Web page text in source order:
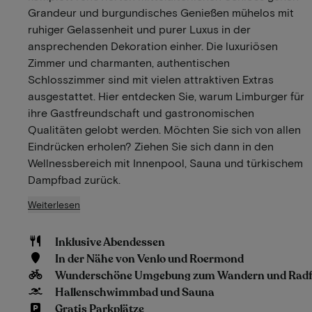
Grandeur und burgundisches Genießen mühelos mit
ruhiger Gelassenheit und purer Luxus in der
ansprechenden Dekoration einher. Die luxuriösen
Zimmer und charmanten, authentischen
Schlosszimmer sind mit vielen attraktiven Extras
ausgestattet. Hier entdecken Sie, warum Limburger für
ihre Gastfreundschaft und gastronomischen
Qualitäten gelobt werden. Möchten Sie sich von allen
Eindrücken erholen? Ziehen Sie sich dann in den
Wellnessbereich mit Innenpool, Sauna und türkischem
Dampfbad zurück.
Weiterlesen
Inklusive Abendessen
In der Nähe von Venlo und Roermond
Wunderschöne Umgebung zum Wandern und
Hallenschwimmbad und Sauna